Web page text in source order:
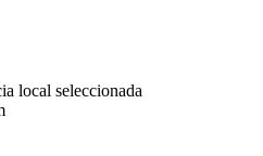
local seleccionada